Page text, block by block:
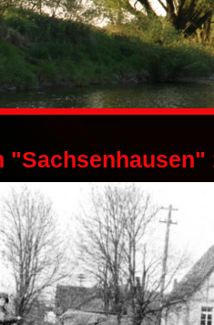
"Sachsenhausen"